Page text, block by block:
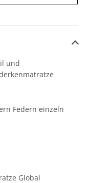
und
Federn einzeln
Global